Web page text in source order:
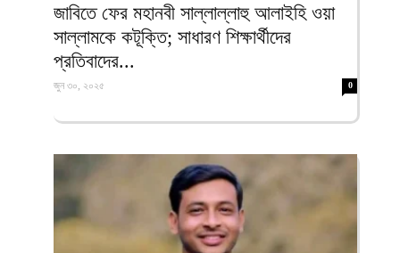
জাবিতে ফের মহানবী সাল্লাল্লাহু আলাইহি ওয়া
সাল্লামকে কটূক্তি; সাধারণ শিক্ষার্থীদের
প্রতিবাদের...
জুন ৩০, ২০২৫ 0